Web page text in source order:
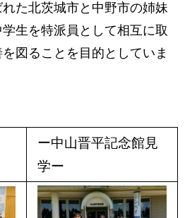
れた北茨城市と中野市の姉妹
生を特派員として相互に取
図ることを目的としていま
ー中山晋平記念館見
学ー